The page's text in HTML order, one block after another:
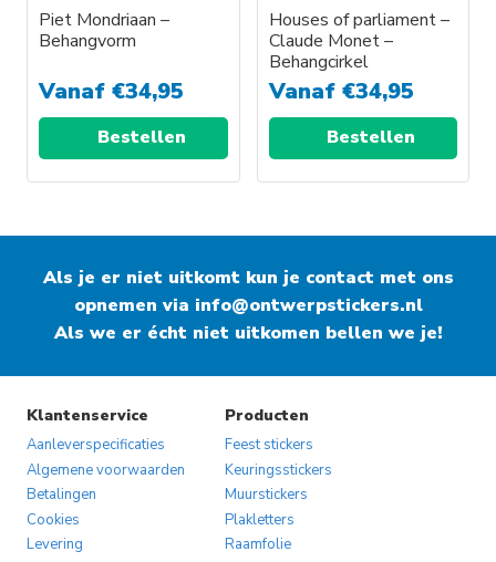
worden
op
productpagina
worden
op
de
productpagina
Piet Mondriaan –
Behangvorm
Vanaf €34,95
Bestellen
meerdere
variaties.
Deze
gekozen
worden
op
productpagina
Houses of parliament –
Claude Monet –
Behangcirkel
Vanaf €34,95
Bestellen
meerdere
variaties.
Deze
Als je er niet uitkomt kun je contact met ons
opnemen via info@ontwerpstickers.nl
Als we er écht niet uitkomen bellen we je!
Klantenservice
Aanleverspecificaties
Algemene voorwaarden
Betalingen
Cookies
Levering
Producten
Feest stickers
Keuringsstickers
Muurstickers
Plakletters
Raamfolie